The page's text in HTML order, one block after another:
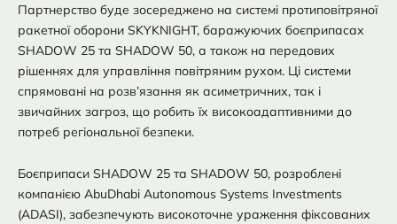
Партнерство буде зосереджено на системі протиповітряної
ракетної оборони SKYKNIGHT, баражуючих боєприпасах
SHADOW 25 та SHADOW 50, а також на передових
рішеннях для управління повітряним рухом. Ці системи
спрямовані на розв’язання як асиметричних, так і
звичайних загроз, що робить їх високоадаптивними до
потреб регіональної безпеки.
Боєприпаси SHADOW 25 та SHADOW 50, розроблені
компанією AbuDhabi Autonomous Systems Investments
(ADASI), забезпечують високоточне ураження фіксованих